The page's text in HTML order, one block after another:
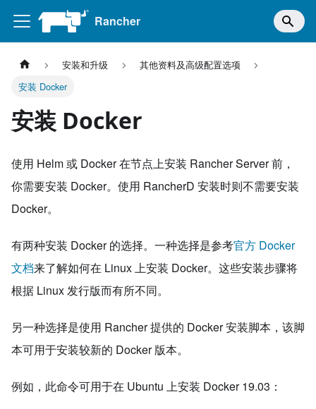
Rancher
安装和升级
其他资料及高级配置选项
安装 Docker
安装 Docker
使用 Helm 或 Docker 在节点上安装 Rancher Server 前，
你需要安装 Docker。使用 RancherD 安装时则不需要安装
Docker。
有两种安装 Docker 的选择。一种选择是参考官方 Docker
文档来了解如何在 Linux 上安装 Docker。这些安装步骤将
根据 Linux 发行版而有所不同。
另一种选择是使用 Rancher 提供的 Docker 安装脚本，该脚
本可用于安装较新的 Docker 版本。
例如，此命令可用于在 Ubuntu 上安装 Docker 19.03：